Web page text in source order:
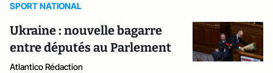
SPORT NATIONAL
Ukraine : nouvelle bagarre
entre députés au Parlement
Atlantico Rédaction